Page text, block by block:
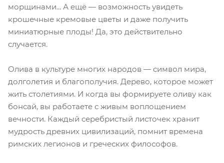
морщинами... А ещё — возможность увидеть
крошечные кремовые цветы и даже получить
миниатюрные плоды! Да, это действительно
случается.
Олива в культуре многих народов — символ мира,
долголетия и благополучия. Дерево, которое может
жить столетиями. И когда вы формируете оливу как
бонсай, вы работаете с живым воплощением
вечности. Каждый серебристый листочек хранит
мудрость древних цивилизаций, помнит времена
римских легионов и греческих философов.